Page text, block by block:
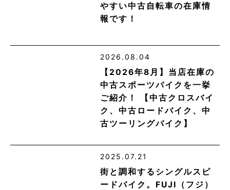
やすい中古自転車の在庫情
報です！
2026.08.04
【2026年8月】当店在庫の
中古スポーツバイクを一挙
ご紹介！ 【中古クロスバイ
ク、中古ロードバイク、中
古ツーリングバイク】
2025.07.21
街と調和するシングルスピ
ードバイク。FUJI（フジ）